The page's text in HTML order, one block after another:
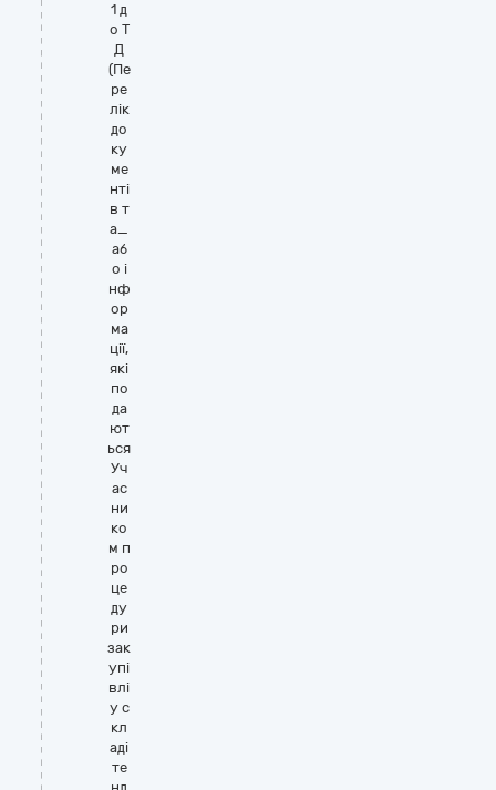
1 д
о Т
Д
(Пе
ре
лік
до
ку
ме
нті
в т
а_
аб
о і
нф
ор
ма
ції,
які
по
да
ют
ься
Уч
ас
ни
ко
м п
ро
це
ду
ри
зак
упі
влі
у с
кл
аді
те